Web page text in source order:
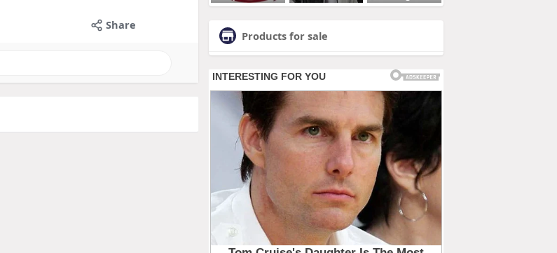
Share
Products for sale